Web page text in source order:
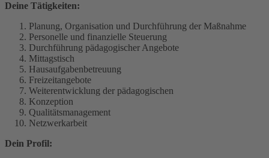
Deine Tätigkeiten:
Planung, Organisation und Durchführung der Maßnahme
Personelle und finanzielle Steuerung
Durchführung pädagogischer Angebote
Mittagstisch
Hausaufgabenbetreuung
Freizeitangebote
Weiterentwicklung der pädagogischen
Konzeption
Qualitätsmanagement
Netzwerkarbeit
Dein Profil: